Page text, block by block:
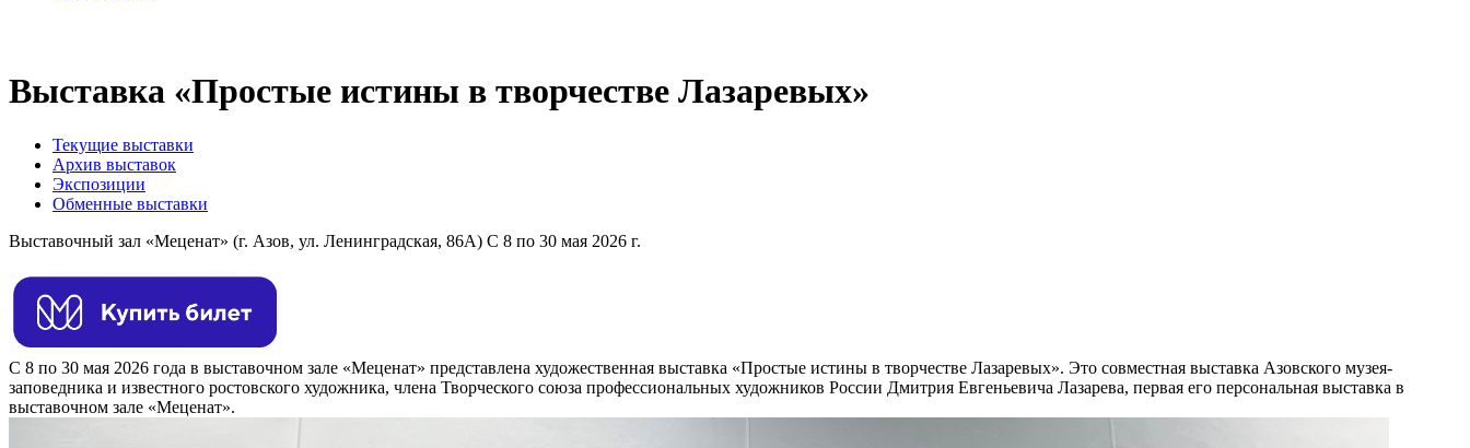
Выставка «Простые истины в творчестве Лазаревых»
Текущие выставки
Архив выставок
Экспозиции
Обменные выставки
Выставочный зал «Меценат» (г. Азов, ул. Ленинградская, 86А) С 8 по 30 мая 2026 г.
С 8 по 30 мая 2026 года в выставочном зале «Меценат» представлена художественная выставка «Простые истины в творчестве Лазаревых». Это совместная выставка Азовского музея-
заповедника и известного ростовского художника, члена Творческого союза профессиональных художников России Дмитрия Евгеньевича Лазарева, первая его персональная выставка в
выставочном зале «Меценат».